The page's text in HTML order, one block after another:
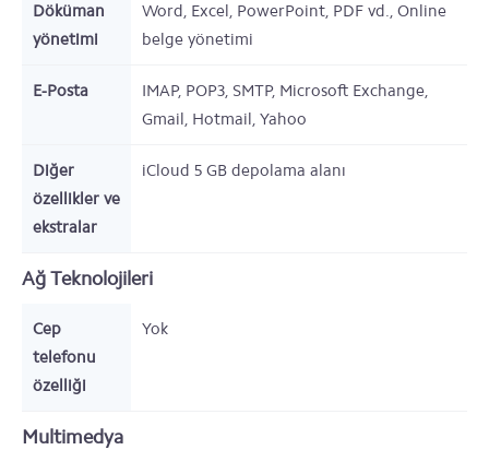
Döküman
yönetimi
Word, Excel, PowerPoint, PDF vd., Online
belge yönetimi
E-Posta
IMAP, POP3, SMTP, Microsoft Exchange,
Gmail, Hotmail, Yahoo
Diğer
özellikler ve
ekstralar
iCloud 5 GB depolama alanı
Ağ Teknolojileri
Cep
telefonu
özelliği
Yok
Multimedya